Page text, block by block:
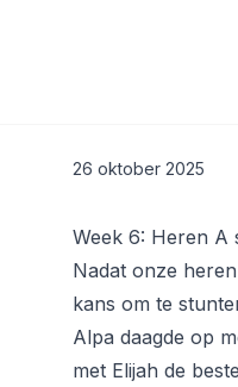
26 oktober 2025
Week 6: Heren A
Nadat onze
kans om te
Alpa daagde op
met Elijah de